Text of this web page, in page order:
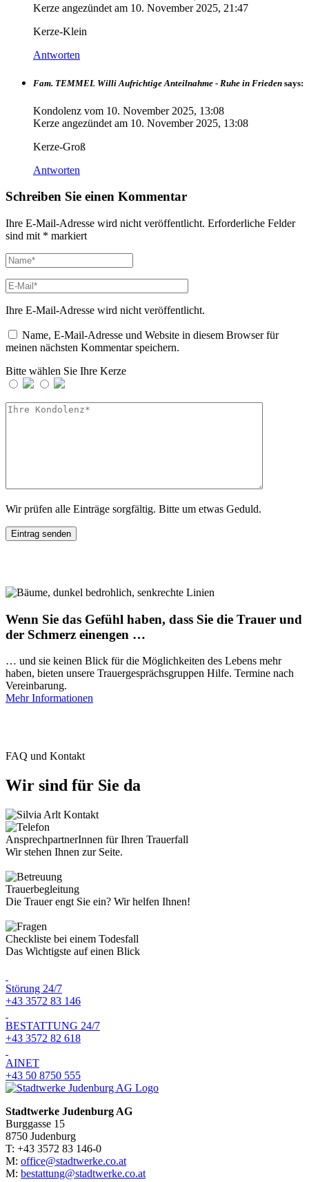
Kerze angezündet am 10. November 2025, 21:47
Kerze-Klein
Antworten
Fam. TEMMEL Willi Aufrichtige Anteilnahme - Ruhe in Frieden says:
Kondolenz vom 10. November 2025, 13:08
Kerze angezündet am 10. November 2025, 13:08
Kerze-Groß
Antworten
Schreiben Sie einen Kommentar
Ihre E-Mail-Adresse wird nicht veröffentlicht. Erforderliche Felder
sind mit * markiert
Ihre E-Mail-Adresse wird nicht veröffentlicht.
Name, E-Mail-Adresse und Website in diesem Browser für
meinen nächsten Kommentar speichern.
Bitte wählen Sie Ihre Kerze
Wir prüfen alle Einträge sorgfältig. Bitte um etwas Geduld.
Wenn Sie das Gefühl haben, dass Sie die Trauer und
der Schmerz einengen …
… und sie keinen Blick für die Möglichkeiten des Lebens mehr
haben, bieten unsere Trauergesprächsgruppen Hilfe. Termine nach
Vereinbarung.
Mehr Informationen
FAQ und Kontakt
Wir sind für Sie da
AnsprechpartnerInnen für Ihren Trauerfall
Wir stehen Ihnen zur Seite.
Trauerbegleitung
Die Trauer engt Sie ein? Wir helfen Ihnen!
Checkliste bei einem Todesfall
Das Wichtigste auf einen Blick
Störung 24/7
+43 3572 83 146
BESTATTUNG 24/7
+43 3572 82 618
AINET
+43 50 8750 555
Stadtwerke Judenburg AG
Burggasse 15
8750 Judenburg
T: +43 3572 83 146-0
M: office@stadtwerke.co.at
M: bestattung@stadtwerke.co.at